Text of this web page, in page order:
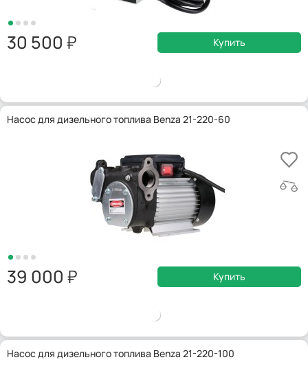
30 500 Купить
Насос для дизельного топлива Benza 21-220-60
39 000 Купить
Насос для дизельного топлива Benza 21-220-100